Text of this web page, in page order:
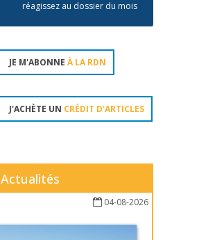
réagissez au dossier du mois
JE M'ABONNE À LA RDN
J'ACHÈTE UN CRÉDIT D'ARTICLES
Actualités
04-08-2026